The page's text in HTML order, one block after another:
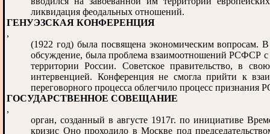
ликвидация феодальных отношений.
ГЕНУЭЗСКАЯ КОНФЕРЕНЦИЯ
,
(1922 год) была посвящена экономическим вопросам.
обсуждение, была проблема взаимоотношений РСФСР с
территории России. Советское правительство, в
интервенцией. Конференция не смогла прийти к
переговорного процесса облегчило процесс признания
ГОСУДАРСТВЕННОЕ СОВЕЩАНИЕ
,
орган, созданный в августе 1917г. по инициативе
кризис Оно проходило в Москве под